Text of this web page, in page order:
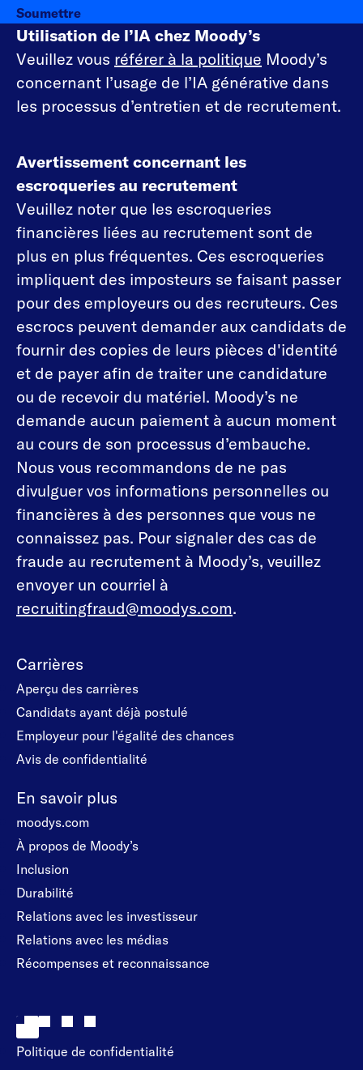
Soumettre
Utilisation de l’IA chez Moody’s
Veuillez vous référer à la politique Moody’s
concernant l’usage de l’IA générative dans
les processus d’entretien et de recrutement.
Avertissement concernant les
escroqueries au recrutement
Veuillez noter que les escroqueries
financières liées au recrutement sont de
plus en plus fréquentes. Ces escroqueries
impliquent des imposteurs se faisant passer
pour des employeurs ou des recruteurs. Ces
escrocs peuvent demander aux candidats de
fournir des copies de leurs pièces d'identité
et de payer afin de traiter une candidature
ou de recevoir du matériel. Moody’s ne
demande aucun paiement à aucun moment
au cours de son processus d’embauche.
Nous vous recommandons de ne pas
divulguer vos informations personnelles ou
financières à des personnes que vous ne
connaissez pas. Pour signaler des cas de
fraude au recrutement à Moody’s, veuillez
envoyer un courriel à
recruitingfraud@moodys.com.
Carrières
Aperçu des carrières
Candidats ayant déjà postulé
Employeur pour l'égalité des chances
Avis de confidentialité
En savoir plus
moodys.com
À propos de Moody’s
Inclusion
Durabilité
Relations avec les investisseur
Relations avec les médias
Récompenses et reconnaissance
Politique de confidentialité